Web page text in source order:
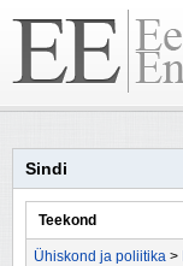
Sindi
Teekond
Ühiskond ja poliitika >